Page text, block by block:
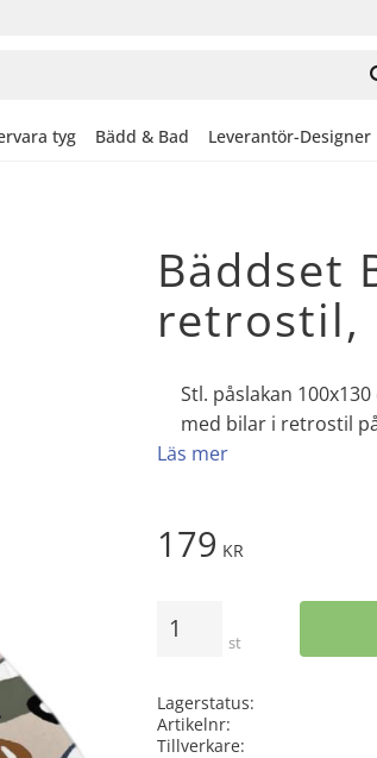
tyg Bädd & Bad Leverantör-Designer
Bäddset
retrostil,
Stl. påslakan
med bilar i retrostil
Läs mer
179 KR
st
Lagerstatus
Artikelnr
Tillverkare